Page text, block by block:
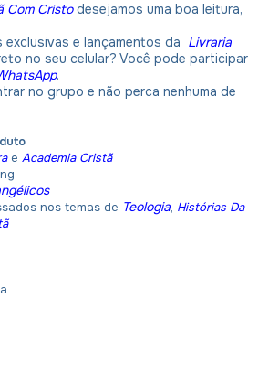
Com Cristodesejamos uma boa leitura,
e lançamentos da Livraria
no seu celular? Você pode participar
.
no grupo e não perca nenhuma de
e Academia Cristã
nos temas de Teologia, Histórias Da